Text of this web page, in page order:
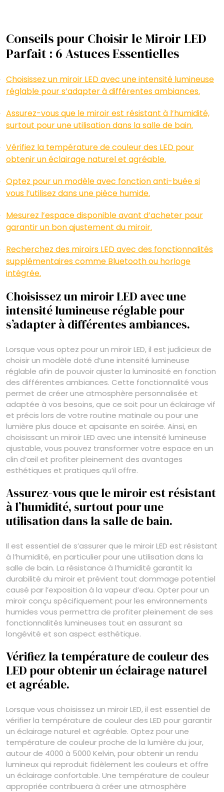
Conseils pour Choisir le Miroir LED
Parfait : 6 Astuces Essentielles
Choisissez un miroir LED avec une intensité lumineuse
réglable pour s’adapter à différentes ambiances.
Assurez-vous que le miroir est résistant à l’humidité,
surtout pour une utilisation dans la salle de bain.
Vérifiez la température de couleur des LED pour
obtenir un éclairage naturel et agréable.
Optez pour un modèle avec fonction anti-buée si
vous l’utilisez dans une pièce humide.
Mesurez l’espace disponible avant d’acheter pour
garantir un bon ajustement du miroir.
Recherchez des miroirs LED avec des fonctionnalités
supplémentaires comme Bluetooth ou horloge
intégrée.
Choisissez un miroir LED avec une
intensité lumineuse réglable pour
s’adapter à différentes ambiances.
Lorsque vous optez pour un miroir LED, il est judicieux de
choisir un modèle doté d’une intensité lumineuse
réglable afin de pouvoir ajuster la luminosité en fonction
des différentes ambiances. Cette fonctionnalité vous
permet de créer une atmosphère personnalisée et
adaptée à vos besoins, que ce soit pour un éclairage vif
et précis lors de votre routine matinale ou pour une
lumière plus douce et apaisante en soirée. Ainsi, en
choisissant un miroir LED avec une intensité lumineuse
ajustable, vous pouvez transformer votre espace en un
clin d’œil et profiter pleinement des avantages
esthétiques et pratiques qu’il offre.
Assurez-vous que le miroir est résistant
à l’humidité, surtout pour une
utilisation dans la salle de bain.
Il est essentiel de s’assurer que le miroir LED est résistant
à l’humidité, en particulier pour une utilisation dans la
salle de bain. La résistance à l’humidité garantit la
durabilité du miroir et prévient tout dommage potentiel
causé par l’exposition à la vapeur d’eau. Opter pour un
miroir conçu spécifiquement pour les environnements
humides vous permettra de profiter pleinement de ses
fonctionnalités lumineuses tout en assurant sa
longévité et son aspect esthétique.
Vérifiez la température de couleur des
LED pour obtenir un éclairage naturel
et agréable.
Lorsque vous choisissez un miroir LED, il est essentiel de
vérifier la température de couleur des LED pour garantir
un éclairage naturel et agréable. Optez pour une
température de couleur proche de la lumière du jour,
autour de 4000 à 5000 Kelvin, pour obtenir un rendu
lumineux qui reproduit fidèlement les couleurs et offre
un éclairage confortable. Une température de couleur
appropriée contribuera à créer une atmosphère